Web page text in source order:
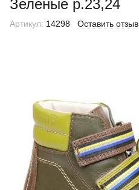
Зеленые р.23,24
Артикул: 14298 Оставить отзыв